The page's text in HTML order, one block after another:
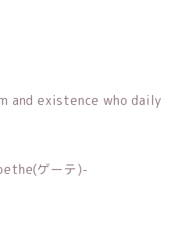
and existence who daily
ゲーテ)-